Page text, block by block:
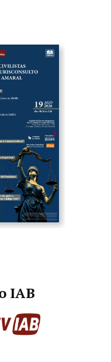
IAB